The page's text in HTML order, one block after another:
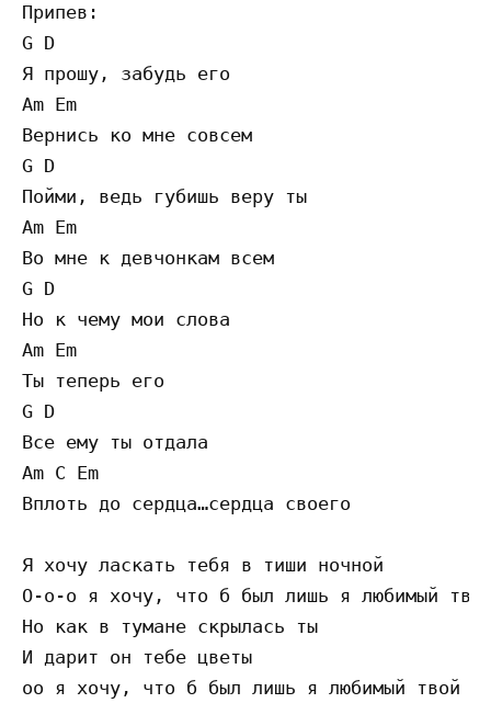
Припев:
G D
Я прошу, забудь его
Am Em
Вернись ко мне совсем
G D
Пойми, ведь губишь веру ты
Am Em
Во мне к девчонкам всем
G D
Но к чему мои слова
Am Em
Ты теперь его
G D
Все ему ты отдала
Am C Em
Вплоть до сердца…сердца своего
Я хочу ласкать тебя в тиши ночной
О-о-о я хочу, что б был лишь я любимый
Но как в тумане скрылась ты
И дарит он тебе цветы
оо я хочу, что б был лишь я любимый твой